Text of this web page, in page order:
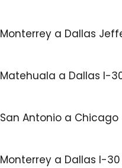
Monterrey a Dallas
Matehuala a Dallas I-
San Antonio a Chicago
Monterrey a Dallas I-30